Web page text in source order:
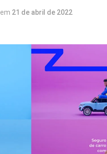
em 21 de abril de 2022